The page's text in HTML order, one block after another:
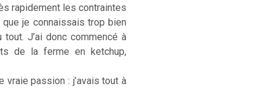
rapidement les contraintes
je connaissais trop bien
tout. J’ai donc commencé à
de la ferme en ketchup,
vraie passion : j’avais tout à